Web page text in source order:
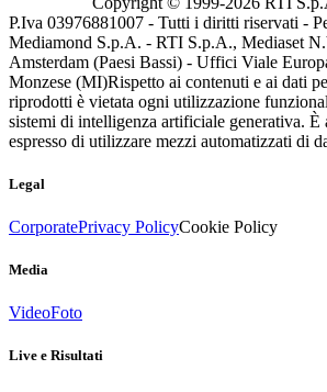
P.Iva 03976881007 - Tutti i diritti riservati -
Mediamond S.p.A. - RTI S.p.A., Mediaset
Amsterdam (Paesi Bassi) - Uffici Viale
Monzese (MI)Rispetto ai contenuti e ai dati
riprodotti è vietata ogni utilizzazione
sistemi di intelligenza artificiale generativa. È
espresso di utilizzare mezzi automatizzati di
Legal
CorporatePrivacy PolicyCookie Policy
Media
VideoFoto
Live e Risultati